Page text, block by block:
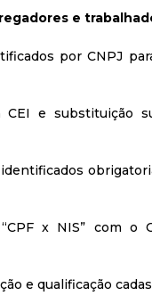
e
por CNPJ
e substituição
x NIS” com o
e qualificação